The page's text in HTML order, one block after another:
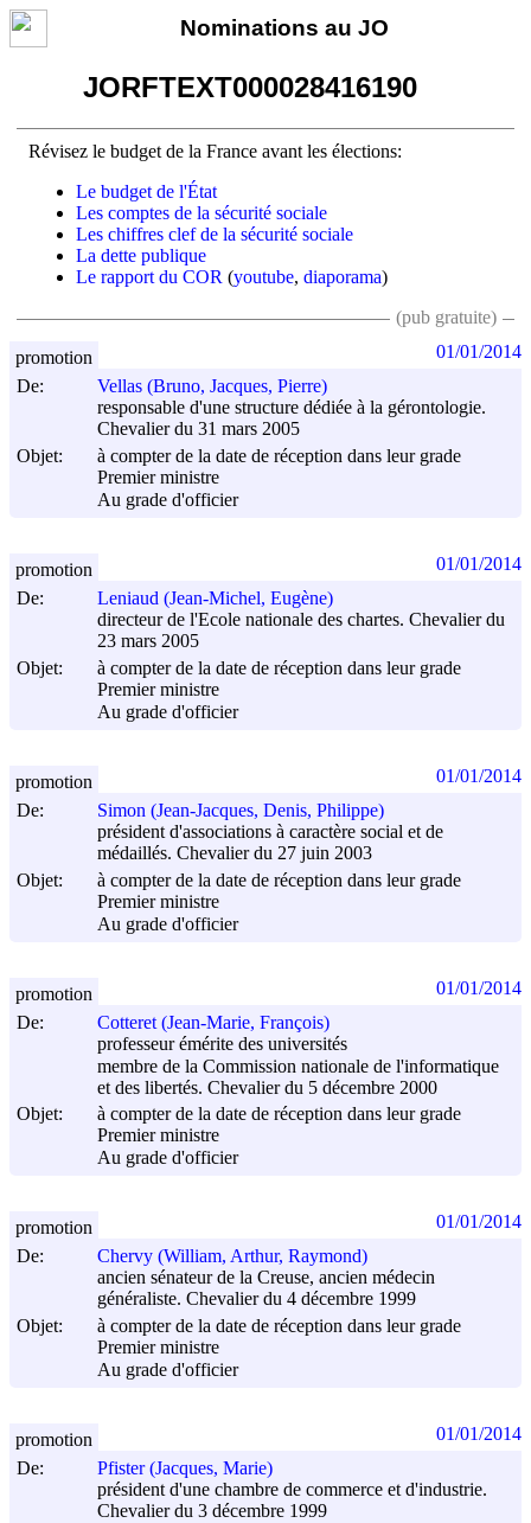
Nominations au JO
JORFTEXT000028416190
Révisez le budget de la France avant les élections:
Le budget de l'État
Les comptes de la sécurité sociale
Les chiffres clef de la sécurité sociale
La dette publique
Le rapport du COR (youtube, diaporama)
(pub gratuite)
De:
Vellas (Bruno, Jacques, Pierre)
responsable d'une structure dédiée à la gérontologie.
Chevalier du 31 mars 2005
Objet:
à compter de la date de réception dans leur grade
Premier ministre
Au grade d'officier
promotion 01/01/2014
De:
Leniaud (Jean-Michel, Eugène)
directeur de l'Ecole nationale des chartes. Chevalier du
23 mars 2005
Objet:
à compter de la date de réception dans leur grade
Premier ministre
Au grade d'officier
promotion 01/01/2014
De:
Simon (Jean-Jacques, Denis, Philippe)
président d'associations à caractère social et de
médaillés. Chevalier du 27 juin 2003
Objet:
à compter de la date de réception dans leur grade
Premier ministre
Au grade d'officier
promotion 01/01/2014
De:
Cotteret (Jean-Marie, François)
professeur émérite des universités
membre de la Commission nationale de l'informatique
et des libertés. Chevalier du 5 décembre 2000
Objet:
à compter de la date de réception dans leur grade
Premier ministre
Au grade d'officier
promotion 01/01/2014
De:
Chervy (William, Arthur, Raymond)
ancien sénateur de la Creuse, ancien médecin
généraliste. Chevalier du 4 décembre 1999
Objet:
à compter de la date de réception dans leur grade
Premier ministre
Au grade d'officier
promotion 01/01/2014
De:
Pfister (Jacques, Marie)
président d'une chambre de commerce et d'industrie.
Chevalier du 3 décembre 1999
promotion 01/01/2014